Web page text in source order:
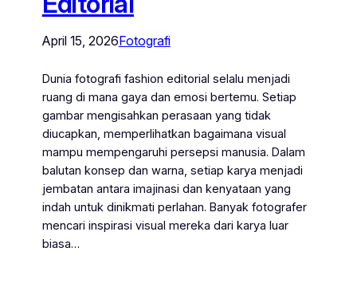
April 15, 2026Fotografi
Dunia fotografi fashion editorial selalu menjadi
ruang di mana gaya dan emosi bertemu. Setiap
gambar mengisahkan perasaan yang tidak
diucapkan, memperlihatkan bagaimana visual
mampu mempengaruhi persepsi manusia. Dalam
balutan konsep dan warna, setiap karya menjadi
jembatan antara imajinasi dan kenyataan yang
indah untuk dinikmati perlahan. Banyak fotografer
mencari inspirasi visual mereka dari karya luar
biasa…